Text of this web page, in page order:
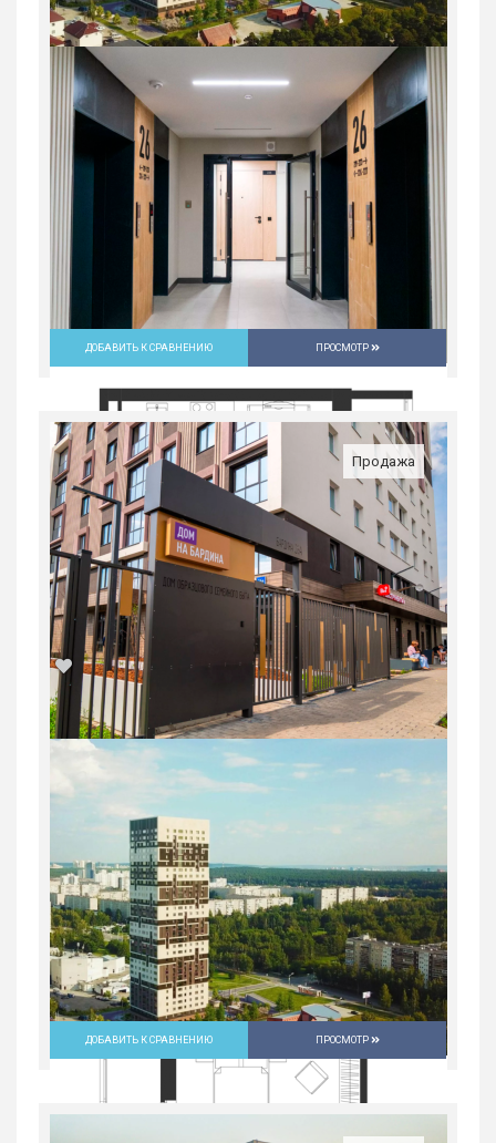
1-комн. квартира в ЖК «Ботаника
LIFE»
Россия, Свердловская область,
Екатеринбург
8 713 800
1-комн. квартира в Юго-Западном мкр
Россия, Свердловская область,
Екатеринбург
7 096 500 руб.
1 31/31 35.1 м2
ДОБАВИТЬ К СРАВНЕНИЮ ПРОСМОТР
Продажа
ДОБАВИТЬ К СРАВНЕНИЮ ПРОСМОТР